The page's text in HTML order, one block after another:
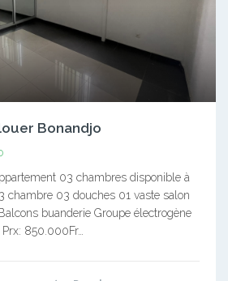
Bonandjo
03 chambres disponible à
chambre 03 douches 01 vaste salon
buanderie Groupe électrogène
850.000Fr…